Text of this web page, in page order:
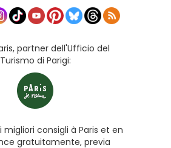
partner dell'Ufficio del
Turismo di Parigi:
migliori consigli à Paris et en
gratuitamente, previa